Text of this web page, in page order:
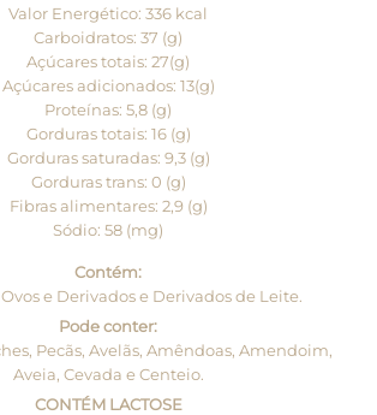
Valor Energético: 336 kcal
Carboidratos: 37 (g)
Açúcares totais: 27(g)
Açúcares adicionados: 13(g)
Proteínas: 5,8 (g)
Gorduras totais: 16 (g)
Gorduras saturadas: 9,3 (g)
Gorduras trans: 0 (g)
Fibras alimentares: 2,9 (g)
Sódio: 58 (mg)
Contém:
e Derivados e Derivados de Leite.
Pode conter:
Pecãs, Avelãs, Amêndoas, Amendoim,
Aveia, Cevada e Centeio.
CONTÉM LACTOSE